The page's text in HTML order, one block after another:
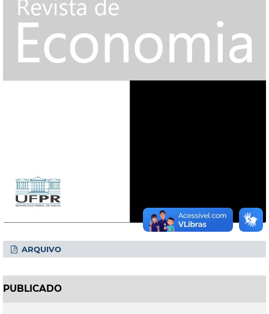
ARQUIVO
PUBLICADO